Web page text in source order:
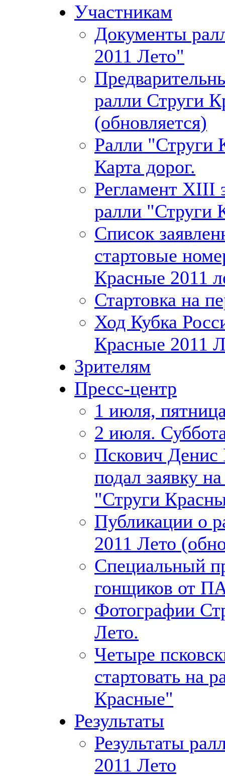
Участникам
Документы
2011 Лето"
ралли Струги
(обновляется)
Ралли "Струги
Карта дорог.
Регламент XIII
ралли "Струги
Список
стартовые
Красные 2011
Стартовка на
Ход Кубка
Красные 2011
Зрителям
Пресс-центр
1 июля,
2 июля.
Пскович Денис
подал заявку
"Струги
Публикации о
2011 Лето
Специальный
гонщиков от
Фотографии
Лето.
Четыре
стартовать на
Красные"
Результаты
Результаты
2011 Лето